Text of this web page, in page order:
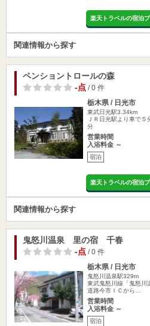
楽天トラベルの宿泊
関連情報から探す
ペンショントロールの森
-点 / 0 件
栃木県 / 日光市
東武日光駅3.34km
ＪＲ日光駅より車で
分
営業時間
入浴料金 ～
宿泊
楽天トラベルの宿泊
関連情報から探す
鬼怒川温泉 里の宿 千春
-点 / 0 件
栃木県 / 日光市
鬼怒川温泉駅329m
東武鬼怒川線「鬼怒川
道路今市ＩＣから…
営業時間
入浴料金 ～
宿泊